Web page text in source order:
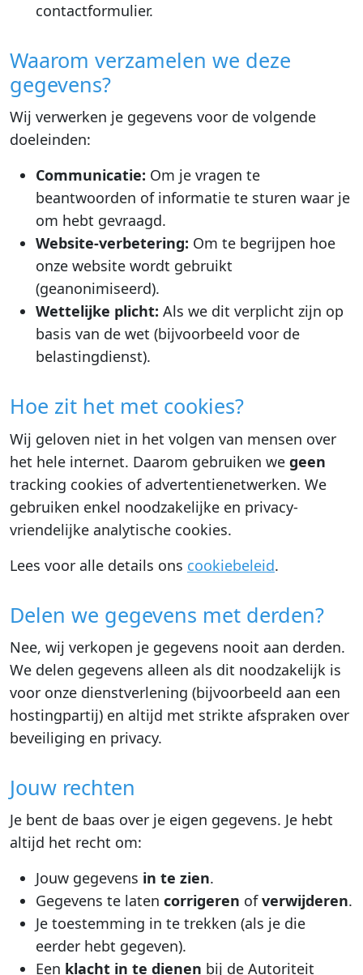
contactformulier.
Waarom verzamelen we deze
gegevens?
Wij verwerken je gegevens voor de volgende
doeleinden:
Communicatie: Om je vragen te
beantwoorden of informatie te sturen waar je
om hebt gevraagd.
Website-verbetering: Om te begrijpen hoe
onze website wordt gebruikt
(geanonimiseerd).
Wettelijke plicht: Als we dit verplicht zijn op
basis van de wet (bijvoorbeeld voor de
belastingdienst).
Hoe zit het met cookies?
Wij geloven niet in het volgen van mensen over
het hele internet. Daarom gebruiken we geen
tracking cookies of advertentienetwerken. We
gebruiken enkel noodzakelijke en privacy-
vriendelijke analytische cookies.
Lees voor alle details ons cookiebeleid.
Delen we gegevens met derden?
Nee, wij verkopen je gegevens nooit aan derden.
We delen gegevens alleen als dit noodzakelijk is
voor onze dienstverlening (bijvoorbeeld aan een
hostingpartij) en altijd met strikte afspraken over
beveiliging en privacy.
Jouw rechten
Je bent de baas over je eigen gegevens. Je hebt
altijd het recht om:
Jouw gegevens in te zien.
Gegevens te laten corrigeren ofverwijderen.
Je toestemming in te trekken (als je die
eerder hebt gegeven).
Een klacht in te dienen bij de Autoriteit